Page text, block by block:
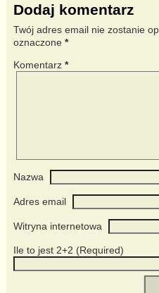
k
Dodaj komentarz
Twój adres email nie zostanie
oznaczone *
Komentarz *
Nazwa
Adres email
Witryna internetowa
Ile to jest 2+2 (Required)